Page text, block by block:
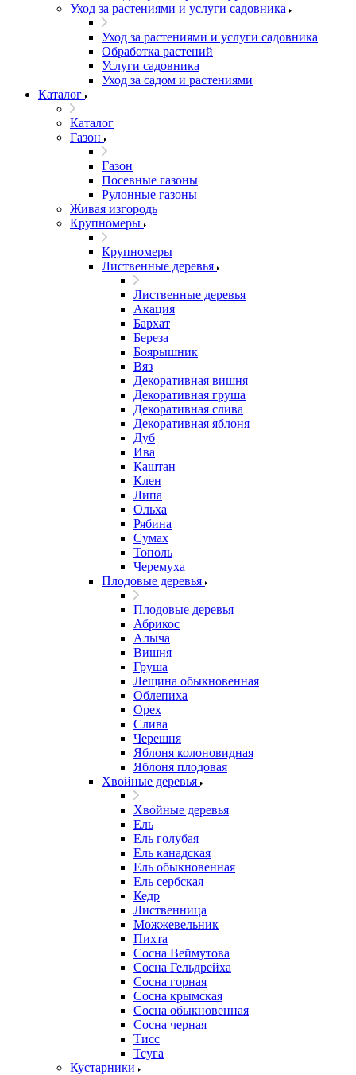
Уход за растениями и услуги садовника
Уход за растениями и услуги садовника
Обработка растений
Услуги садовника
Уход за садом и растениями
Каталог
Каталог
Газон
Газон
Посевные газоны
Рулонные газоны
Живая изгородь
Крупномеры
Крупномеры
Лиственные деревья
Лиственные деревья
Акация
Бархат
Береза
Боярышник
Вяз
Декоративная вишня
Декоративная груша
Декоративная слива
Декоративная яблоня
Дуб
Ива
Каштан
Клен
Липа
Ольха
Рябина
Сумах
Тополь
Черемуха
Плодовые деревья
Плодовые деревья
Абрикос
Алыча
Вишня
Груша
Лещина обыкновенная
Облепиха
Орех
Слива
Черешня
Яблоня колоновидная
Яблоня плодовая
Хвойные деревья
Хвойные деревья
Ель
Ель голубая
Ель канадская
Ель обыкновенная
Ель сербская
Кедр
Лиственница
Можжевельник
Пихта
Сосна Веймутова
Сосна Гельдрейха
Сосна горная
Сосна крымская
Сосна обыкновенная
Сосна черная
Тисс
Тсуга
Кустарники